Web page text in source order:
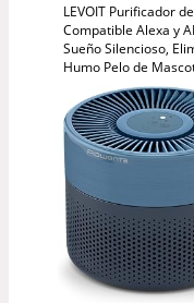
LEVOIT Purificador
Compatible Alexa y
Sueño Silencioso,
Humo Pelo de